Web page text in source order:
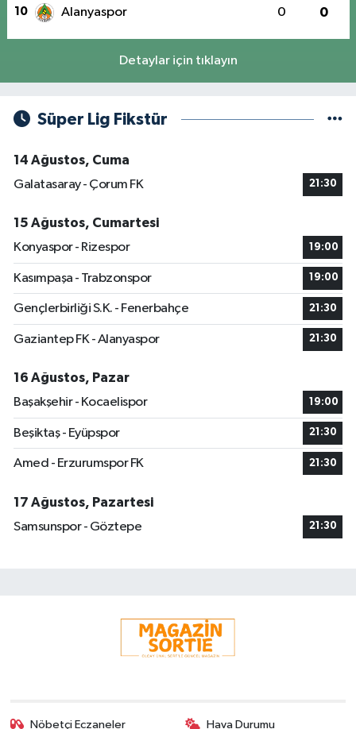
10 Alanyaspor 0 0
Detaylar için tıklayın
Süper Lig Fikstür
14 Ağustos, Cuma
Galatasaray - Çorum FK
21:30
15 Ağustos, Cumartesi
Konyaspor - Rizespor
19:00
Kasımpaşa - Trabzonspor 19:00
Gençlerbirliği S.K. - Fenerbahçe 21:30
Gaziantep FK - Alanyaspor 21:30
16 Ağustos, Pazar
Başakşehir - Kocaelispor
19:00
Beşiktaş - Eyüpspor 21:30
Amed - Erzurumspor FK 21:30
17 Ağustos, Pazartesi
Samsunspor - Göztepe
21:30
Nöbetçi Eczaneler Hava Durumu